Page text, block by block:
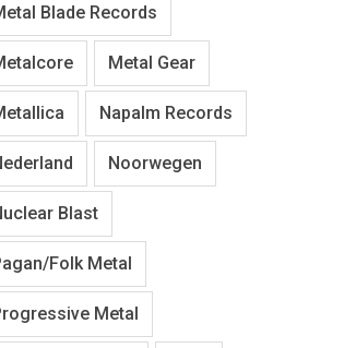
Blade Records
Metal Gear
Napalm Records
Noorwegen
Blast
Folk Metal
Metal